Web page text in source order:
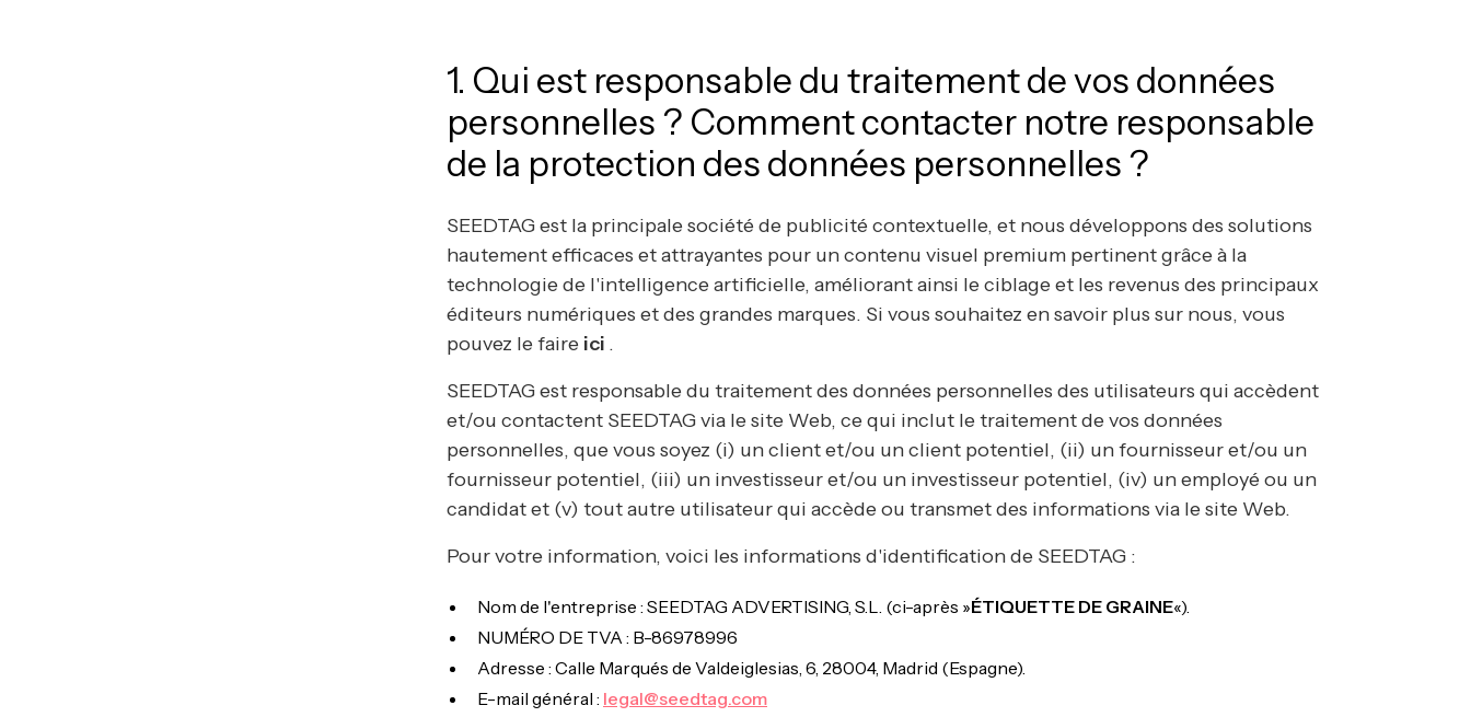
1. Qui est responsable du traitement de vos données
personnelles ? Comment contacter notre responsable
de la protection des données personnelles ?
SEEDTAG est la principale société de publicité contextuelle, et nous développons des solutions
hautement efficaces et attrayantes pour un contenu visuel premium pertinent grâce à la
technologie de l'intelligence artificielle, améliorant ainsi le ciblage et les revenus des principaux
éditeurs numériques et des grandes marques. Si vous souhaitez en savoir plus sur nous, vous
pouvez le faire ici .
SEEDTAG est responsable du traitement des données personnelles des utilisateurs qui accèdent
et/ou contactent SEEDTAG via le site Web, ce qui inclut le traitement de vos données
personnelles, que vous soyez (i) un client et/ou un client potentiel, (ii) un fournisseur et/ou un
fournisseur potentiel, (iii) un investisseur et/ou un investisseur potentiel, (iv) un employé ou un
candidat et (v) tout autre utilisateur qui accède ou transmet des informations via le site Web.
Pour votre information, voici les informations d'identification de SEEDTAG :
Nom de l'entreprise : SEEDTAG ADVERTISING, S.L. (ci-après »ÉTIQUETTE DE GRAINE«).
NUMÉRO DE TVA : B-86978996
Adresse : Calle Marqués de Valdeiglesias, 6, 28004, Madrid (Espagne).
E-mail général : legal@seedtag.com